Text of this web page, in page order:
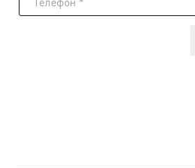
Наталия